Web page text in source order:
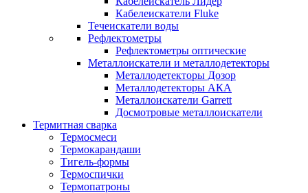
Кабелеискатели Fluke
Течеискатели воды
Рефлектометры
Рефлектометры оптические
Металлоискатели и металлодетекторы
Металлодетекторы Дозор
Металлодетекторы АКА
Металлоискатели Garrett
Досмотровые металлоискатели
Термитная сварка
Термосмеси
Термокарандаши
Тигель-формы
Термоспички
Термопатроны